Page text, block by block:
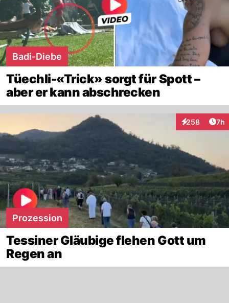
Badi-Diebe
Tüechli-«Trick» sorgt für Spott –
aber er kann abschrecken
258
Interaktionen
7h
Prozession
Tessiner Gläubige flehen Gott um
Regen an